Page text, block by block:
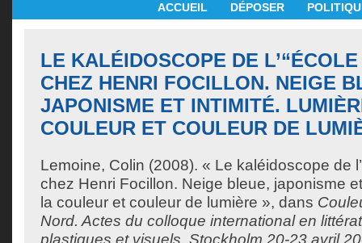
ACCUEIL DÉPOSER
LE KALÉIDOSCOPE DE
CHEZ HENRI FOCILLON. NEIGE
JAPONISME ET INTIMITÉ.
COULEUR ET COULEUR DE
Lemoine, Colin (2008). « Le kaléidoscope de
chez Henri Focillon. Neige bleue, japonisme
la couleur et couleur de lumière », dans
Nord. Actes du colloque international en
plastiques et visuels. Stockholm 20-23 avril